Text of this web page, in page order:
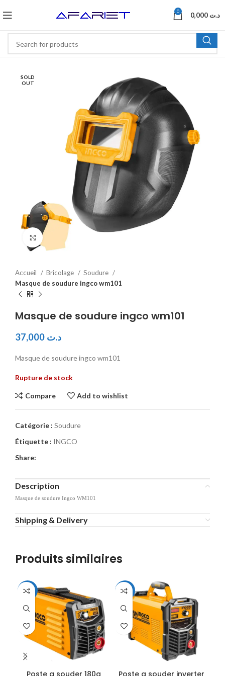
0 د.ت
SOLD
OUT
Click to enlarge
Accueil Bricolage
Soudure
Masque de soudure ingco wm101
Masque de soudure ingco wm101
د.ت
Masque de soudure ingco wm101
Rupture de stock
Compare Add to wishlist
Catégorie : Soudure
Étiquette : INGCO
Share:
Description
Masque de soudure Ingco WM101
Shipping & Delivery
Produits similaires
-25%
Poste a souder 180a
-25%
Poste a souder inverter